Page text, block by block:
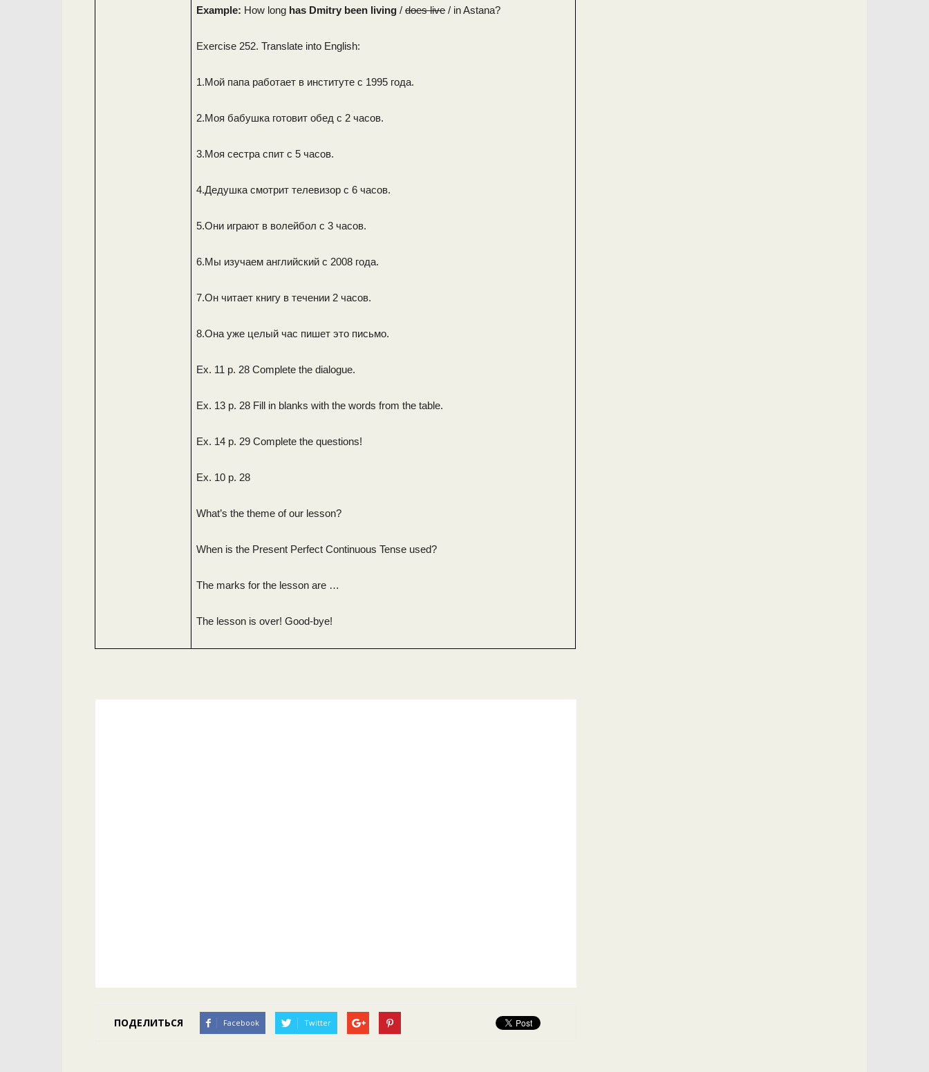
Example: How long has Dmitry been living /does live/ in Astana?
Exercise 252. Translate into English:
1.Мой папа работает в институте с 1995 года.
2.Моя бабушка готовит обед с 2 часов.
3.Моя сестра спит с 5 часов.
4.Дедушка смотрит телевизор с 6 часов.
5.Они играют в волейбол с 3 часов.
6.Мы изучаем английский с 2008 года.
7.Он читает книгу в течении 2 часов.
8.Она уже целый час пишет это письмо.
Ex. 11 p. 28 Complete the dialogue.
Ex. 13 p. 28 Fill in blanks with the words from the table.
Ex. 14 p. 29 Complete the questions!
Ex. 10 p. 28
What’s the theme of our lesson?
When is the Present Perfect Continuous Tense used?
The marks for the lesson are …
The lesson is over! Good-bye!
ПОДЕЛИТЬСЯ Facebook Twitter